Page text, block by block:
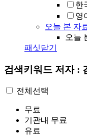
한
영
오늘 본 자
오늘
패싯닫기
검색키워드 저자 :
전체선택
무료
기관내 무료
유료